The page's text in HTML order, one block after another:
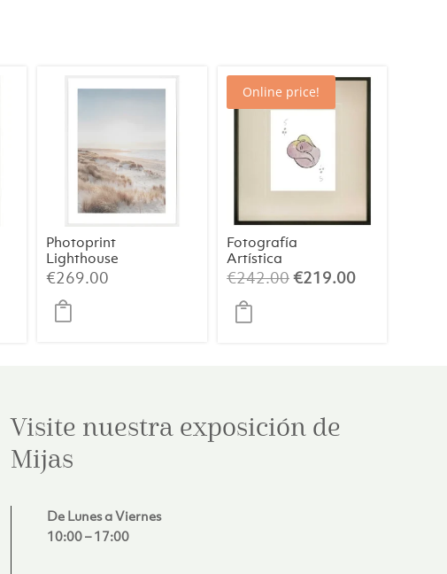
Photoprint
Lighthouse
Beach N°2
€269.00
Online price!
Fotografía
Artística
Mujeres
Jugando a las
Cartas de
Picasso – 5 de
€242.00El
€219.00El
Visite nuestra exposición de
Mijas
De Lunes a Viernes
10:00 – 17:00